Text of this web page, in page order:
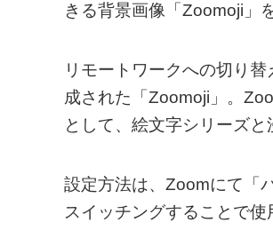
きる背景画像「Zoomoji」
リモートワークへの切り
成された「Zoomoji」。
として、絵文字シリーズ
設定方法は、Zoomにて「
スイッチングすることで使